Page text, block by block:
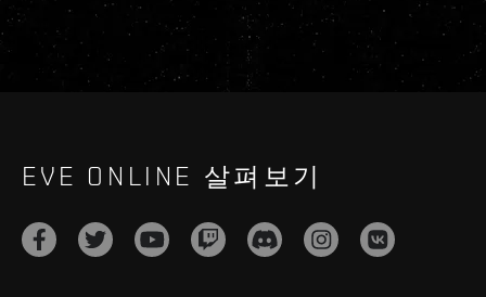
EVE ONLINE 살펴보기